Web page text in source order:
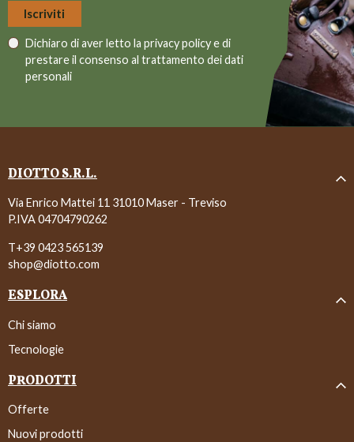
Dichiaro di aver letto la privacy policye di
prestare il consenso al trattamento dei dati
personali
DIOTTO S.R.L.
Via Enrico Mattei 11 31010 Maser - Treviso
P.IVA 04704790262
T+39 0423 565139
shop@diotto.com
ESPLORA
Chi siamo
Tecnologie
PRODOTTI
Offerte
Nuovi prodotti